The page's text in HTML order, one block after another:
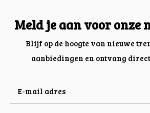
Meld je aan voor onze
Blijf op de hoogte van nieuwe
aanbiedingen en ontvang